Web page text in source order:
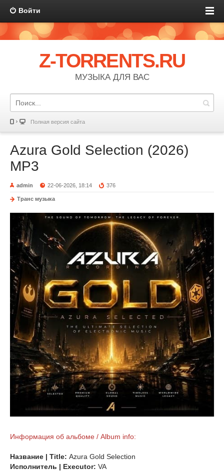
Войти
Z-TORRENTS.RU
МУЗЫКА ДЛЯ ВАС
Полная версия сайта
Azura Gold Selection (2026)
MP3
admin 22-06-2026, 18:14 376
Транс музыка
Информация об альбоме / Album info:
Название | Title: Azura Gold Selection
Исполнитель | Executor: VA